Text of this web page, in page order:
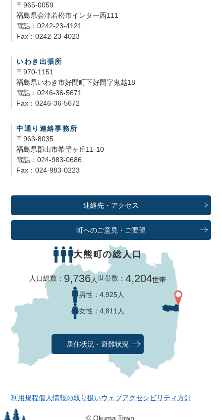
〒965-0059
福島県会津若松市インター西111
電話：0242-23-4121
Fax：0242-23-4023
いわき出張所
〒970-1151
福島県いわき市好間町下好間字鬼越18
電話：0246-36-5671
Fax：0246-36-5672
中通り連絡事務所
〒963-8035
福島県郡山市希望ヶ丘11-10
電話：024-983-0686
Fax：024-983-0223
連絡先・アクセス
町へのご意見・ご要望
大熊町の総人口
人口総数： 9,736人世帯数：4,204世帯
男性： 4,925人
女性： 4,811人
居住状況・避難状況
利用規程個人情報の取り扱いウェブアクセシビリティ方針
© Okuma Town.